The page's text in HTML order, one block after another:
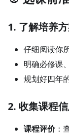
1. 了解培养
仔细阅读你
明确必修课
规划好四年
2. 收集课程
课程评价：